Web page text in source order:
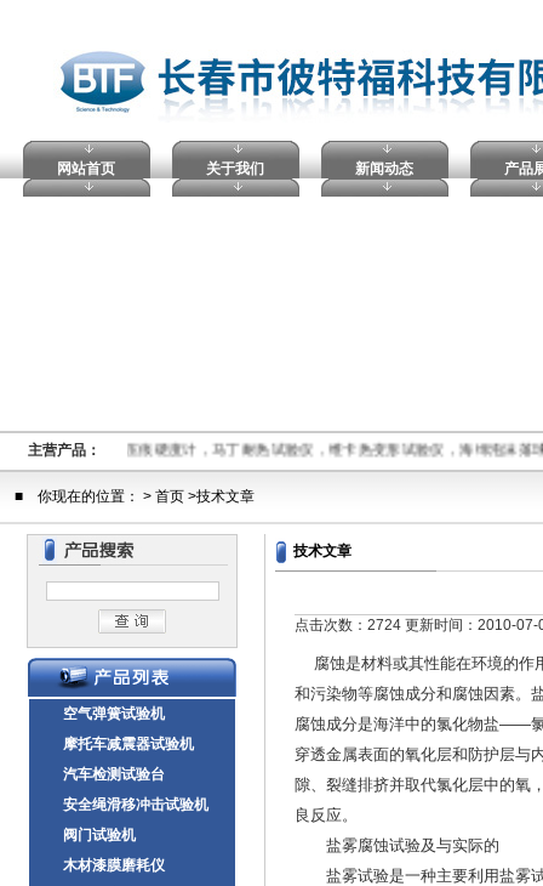
网站首页 关于我们 新闻动态 产品
主营产品：
试验仪，塑料球压痕硬度计，马丁耐热试验仪，维卡热变形试验仪，海绵泡沫
■ 你现在的位置： > 首页 >技术文章
空气弹簧试验机
摩托车减震器试验机
汽车检测试验台
安全绳滑移冲击试验机
阀门试验机
木材漆膜磨耗仪
技术文章
点击次数：2724 更新时间：2010-07-
腐蚀是材料或其性能在环境的
和污染物等腐蚀成分和腐蚀因素。
腐蚀成分是海洋中的氯化物盐——
穿透金属表面的氧化层和防护层与
隙、裂缝排挤并取代氯化层中的氧
良反应。
盐雾腐蚀试验及与实际的
盐雾试验是一种主要利用盐雾试